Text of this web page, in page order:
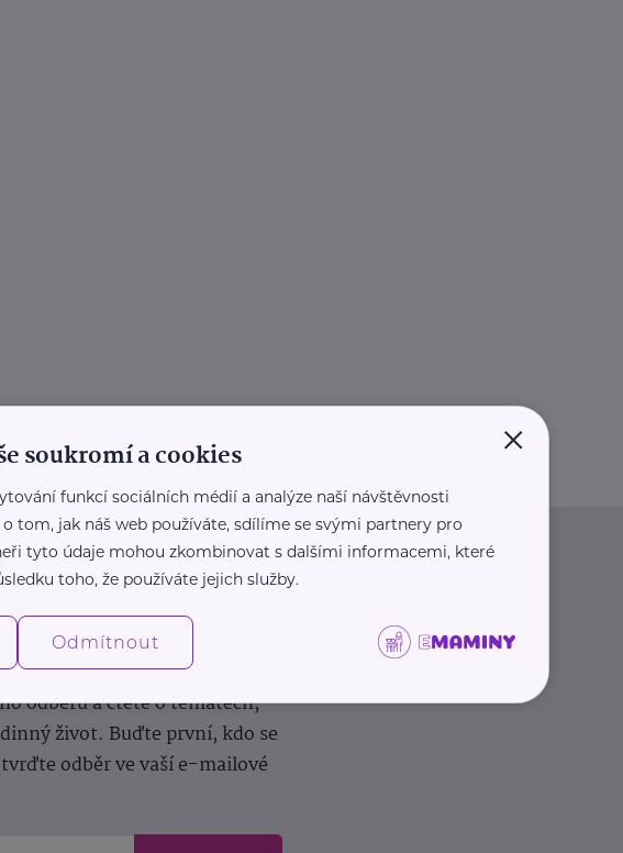
pro rodiče i sdílení zkušeností.
odběru a čtěte o tématech,
život. Buďte první, kdo se
odběr ve vaší e-mailové
×
soukromí a cookies
funkcí sociálních médií a analýze naší návštěvnosti
tom, jak náš web používáte, sdílíme se svými partnery pro
tyto údaje mohou zkombinovat s dalšími informacemi, které
toho, že používáte jejich služby.
Odmítnout